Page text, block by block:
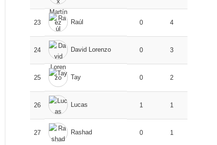
23 Raúl 0 4
24 David Lorenzo 0 3
25 Tay 0 2
26 Lucas 1 1
27 Rashad 0 1